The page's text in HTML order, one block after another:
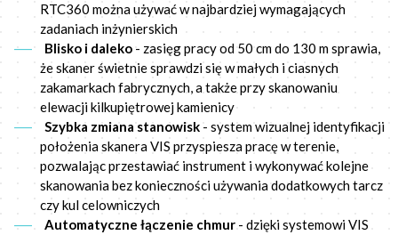
RTC360 można używać w najbardziej wymagających
zadaniach inżynierskich
Blisko i daleko - zasięg pracy od 50 cm do 130 m sprawia,
że skaner świetnie sprawdzi się w małych i ciasnych
zakamarkach fabrycznych, a także przy skanowaniu
elewacji kilkupiętrowej kamienicy
Szybka zmiana stanowisk - system wizualnej identyfikacji
położenia skanera VIS przyspiesza pracę w terenie,
pozwalając przestawiać instrument i wykonywać kolejne
skanowania bez konieczności używania dodatkowych tarcz
czy kul celowniczych
Automatyczne łączenie chmur - dzięki systemowi VIS